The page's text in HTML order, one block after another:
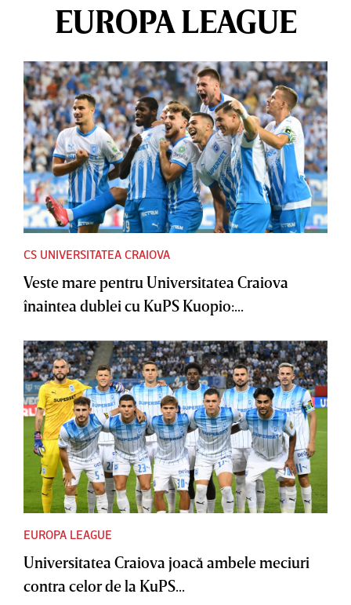
EUROPA LEAGUE
CS UNIVERSITATEA CRAIOVA
Veste mare pentru Universitatea Craiova
înaintea dublei cu KuPS Kuopio:...
EUROPA LEAGUE
Universitatea Craiova joacă ambele meciuri
contra celor de la KuPS...